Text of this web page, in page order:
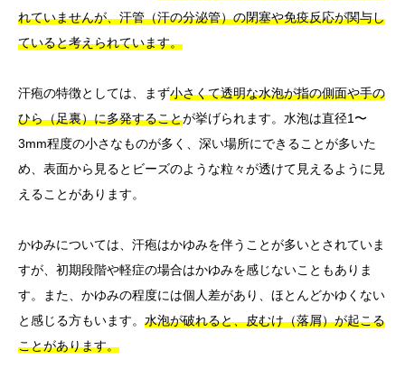
れていませんが、汗管（汗の分泌管）の閉塞や免疫反応が関与し
ていると考えられています。
汗疱の特徴としては、まず小さくて透明な水泡が指の側面や手の
ひら（足裏）に多発することが挙げられます。水泡は直径1〜
3mm程度の小さなものが多く、深い場所にできることが多いた
め、表面から見るとビーズのような粒々が透けて見えるように見
えることがあります。
かゆみについては、汗疱はかゆみを伴うことが多いとされていま
すが、初期段階や軽症の場合はかゆみを感じないこともありま
す。また、かゆみの程度には個人差があり、ほとんどかゆくない
と感じる方もいます。 水泡が破れると、皮むけ（落屑）が起こる
ことがあります。